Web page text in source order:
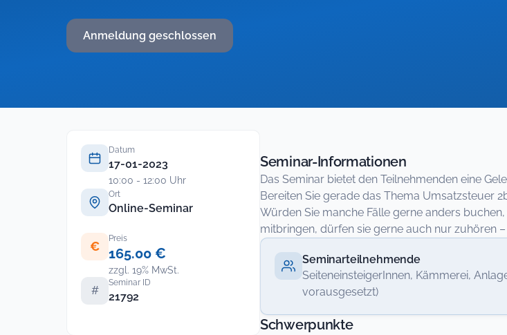
Anmeldung geschlossen
Datum
17-01-2023
10:00 - 12:00 Uhr
Ort
Online-Seminar
€
Preis
165.00 €
zzgl. 19% MwSt.
#
Seminar ID
21792
Seminar-Informationen
Das Seminar bietet den Teilnehmenden eine
Bereiten Sie gerade das Thema Umsatzsteuer
Würden Sie manche Fälle gerne anders
mitbringen, dürfen sie gerne auch nur zuhören
Seminarteilnehmende
SeiteneinsteigerInnen, Kämmerei,
vorausgesetzt)
Schwerpunkte